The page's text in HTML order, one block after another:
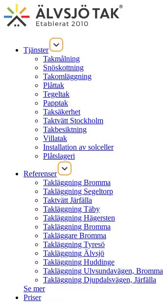
Tjänster
Takmålning
Snöskottning
Takomläggning
Plåttak
Tegeltak
Papptak
Taksäkerhet
Taktvätt Stockholm
Takbesiktning
Villatak
Installation av solceller
Plåtslageri
Referenser
Takläggning Bromma
Takläggning Segeltorp
Taktvätt Järfälla
Takläggning Täby
Takläggning Hägersten
Takläggning Bromma
Takläggare Bromma
Takläggning Tyresö
Takläggning Älvsjö
Takläggning Huddinge
Takläggning Ulvsundavägen, Bromma
Takläggning Djupdalsvägen, Järfälla
Se mer
Priser